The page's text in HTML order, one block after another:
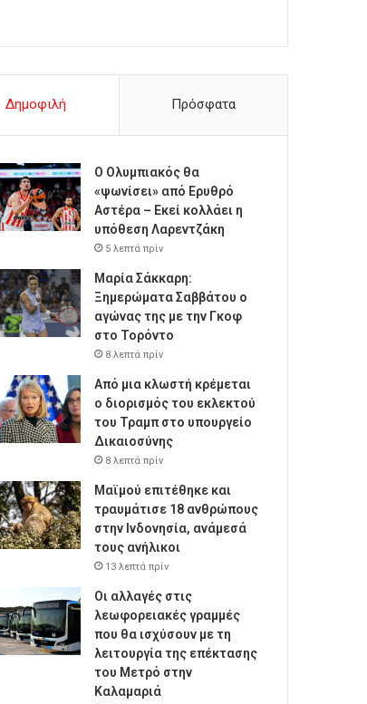
Δημοφιλή Πρόσφατα
Ο Ολυμπιακός θα
«ψωνίσει» από Ερυθρό
Αστέρα – Εκεί κολλάει η
υπόθεση Λαρεντζάκη
5 λεπτά πρίν
Μαρία Σάκκαρη:
Ξημερώματα Σαββάτου ο
αγώνας της με την Γκοφ
στο Τορόντο
8 λεπτά πρίν
Από μια κλωστή κρέμεται
ο διορισμός του εκλεκτού
του Τραμπ στο υπουργείο
Δικαιοσύνης
8 λεπτά πρίν
Μαϊμού επιτέθηκε και
τραυμάτισε 18 ανθρώπους
στην Ινδονησία, ανάμεσά
τους ανήλικοι
13 λεπτά πρίν
Οι αλλαγές στις
λεωφορειακές γραμμές
που θα ισχύσουν με τη
λειτουργία της επέκτασης
του Μετρό στην
Καλαμαριά